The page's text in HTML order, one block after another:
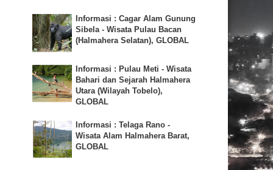
Informasi : Cagar Alam Gunung
Sibela - Wisata Pulau Bacan
(Halmahera Selatan), GLOBAL
Informasi : Pulau Meti - Wisata
Bahari dan Sejarah Halmahera
Utara (Wilayah Tobelo),
GLOBAL
Informasi : Telaga Rano -
Wisata Alam Halmahera Barat,
GLOBAL